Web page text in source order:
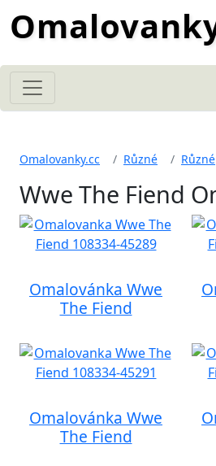
Omalovanky.cc Různé Různé
Wwe The Fiend
Omalovánka Wwe
The Fiend
Omalovánka Wwe
The Fiend